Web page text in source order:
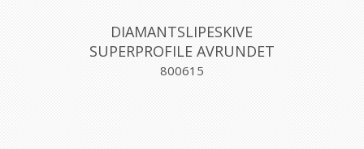
DIAMANTSLIPESKIVE
SUPERPROFILE AVRUNDET
5MM, MONTOLIT
800615